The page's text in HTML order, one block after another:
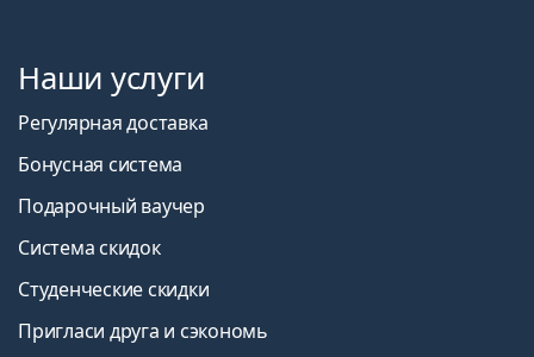
Наши услуги
Регулярная доставка
Бонусная система
Подарочный ваучер
Система скидок
Студенческие скидки
Пригласи друга и сэкономь